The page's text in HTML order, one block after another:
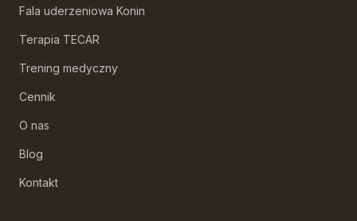
Fala uderzeniowa Konin
Terapia TECAR
Trening medyczny
Cennik
O nas
Blog
Kontakt